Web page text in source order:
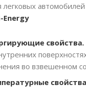
легковых
Energy
свойства.
во взвешенном